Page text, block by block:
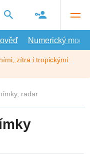
Numerický model
zítra i tropickými
radar